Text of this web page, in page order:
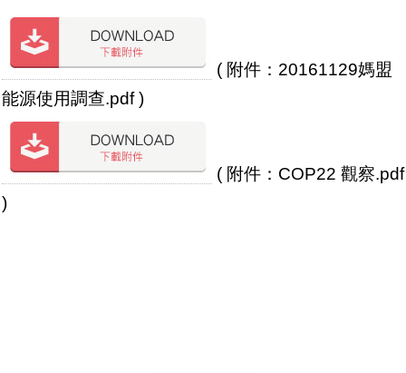
( 附件：20161129媽盟
能源使用調查.pdf )
( 附件：COP22 觀察.pdf
)